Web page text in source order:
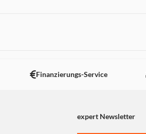
Finanzierungs-Service
expert Newsletter